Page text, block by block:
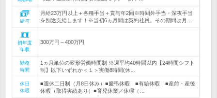
給与
月給23万円以上＋各種手当＋賞与年2回※時間外手当・深夜手当
を別途支給します！※当初6ヵ月間は契約社員。その期間は月…
初年度
年収
300万円～400万円
勤務
時間
1ヵ月単位の変形労働時間制 ※週平均40時間以内【24時間シフト
制】以下いずれか＜１＞実働8時間(休…
休日
休暇
■週休二日制（月8日休み）■慶弔休暇 ■有給休暇 ■産前・産後
休暇（取得実績あり）■育児休業／休暇（…